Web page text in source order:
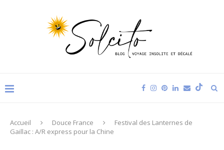
Accueil Douce France
Festival des Lanternes de
Gaillac : A/R express pour la Chine